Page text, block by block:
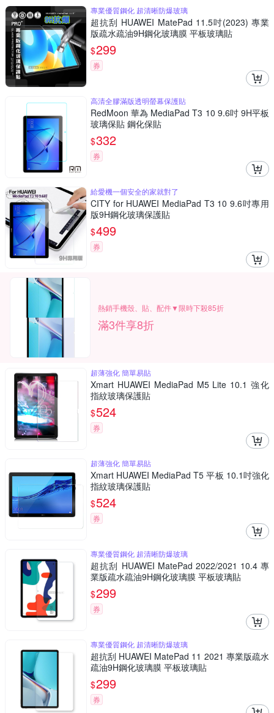
專業優質鋼化 超清晰防爆玻璃
超抗刮 HUAWEI MatePad 11.5吋(2023) 專業
版疏水疏油9H鋼化玻璃膜 平板玻璃貼
$299
券
高清全膠滿版透明螢幕保護貼
RedMoon 華為 MediaPad T3 10 9.6吋 9H平板
玻璃保貼 鋼化保貼
$332
券
給愛機一個安全的家就對了
CITY for HUAWEI MediaPad T3 10 9.6吋專用
版9H鋼化玻璃保護貼
$499
券
熱銷手機殼、貼、配件▼限時下殺85折
滿3件享8折
超薄強化 簡單易貼
Xmart HUAWEI MediaPad M5 Lite 10.1 強化
指紋玻璃保護貼
$524
券
超薄強化 簡單易貼
Xmart HUAWEI MediaPad T5 平板 10.1吋強化
指紋玻璃保護貼
$524
券
專業優質鋼化 超清晰防爆玻璃
超抗刮 HUAWEI MatePad 2022/2021 10.4 專
業版疏水疏油9H鋼化玻璃膜 平板玻璃貼
$299
券
專業優質鋼化 超清晰防爆玻璃
超抗刮 HUAWEI MatePad 11 2021 專業版疏水
疏油9H鋼化玻璃膜 平板玻璃貼
$299
券